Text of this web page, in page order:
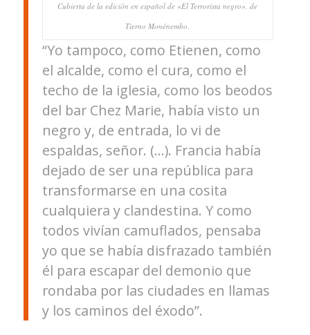
Cubierta de la edición en español de «El Terrorista negro», de
Tierno Monénembo.
“Yo tampoco, como Etienen, como
el alcalde, como el cura, como el
techo de la iglesia, como los beodos
del bar Chez Marie, había visto un
negro y, de entrada, lo vi de
espaldas, señor. (…). Francia había
dejado de ser una república para
transformarse en una cosita
cualquiera y clandestina. Y como
todos vivían camuflados, pensaba
yo que se había disfrazado también
él para escapar del demonio que
rondaba por las ciudades en llamas
y los caminos del éxodo”.